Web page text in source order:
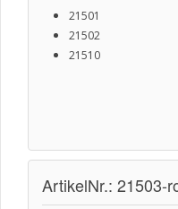
21501
21502
21510
ArtikelNr.: 21503-